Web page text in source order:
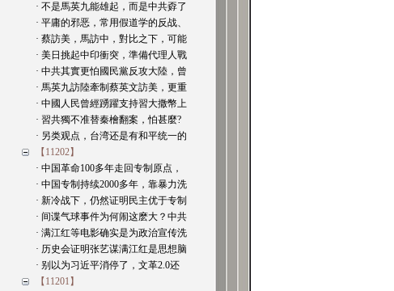
· 不是馬英九能雄起，而是中共孬了
· 平庸的邪恶，常用假道学的反战、
· 蔡訪美，馬訪中，對比之下，可能
· 美日挑起中印衝突，準備代理人戰
· 中共其實更怕國民黨反攻大陸，曾
· 馬英九訪陸牽制蔡英文訪美，更重
· 中國人民曾經踴躍支持習大撒幣上
· 習共獨不准替秦檜翻案，怕甚麼?
· 另类观点，台湾还是有和平统一的
【11202】
· 中国革命100多年走回专制原点，
· 中国专制持续2000多年，靠暴力洗
· 新冷战下，仍然证明民主优于专制
· 间谍气球事件为何闹这麽大？中共
· 满江红等电影确实是为政治宣传洗
· 历史会证明张艺谋满江红是思想脑
· 别以为习近平消停了，文革2.0还
【11201】